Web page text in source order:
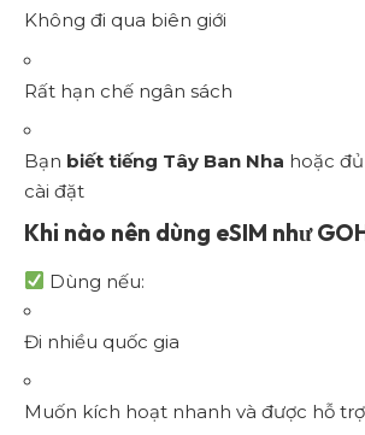
Không đi qua biên giới
Rất hạn chế ngân sách
Bạn biết tiếng Tây Ban Nha hoặc
cài đặt
Khi nào nên dùng eSIM như
Dùng nếu:
Đi nhiều quốc gia
Muốn kích hoạt nhanh và được hỗ trợ